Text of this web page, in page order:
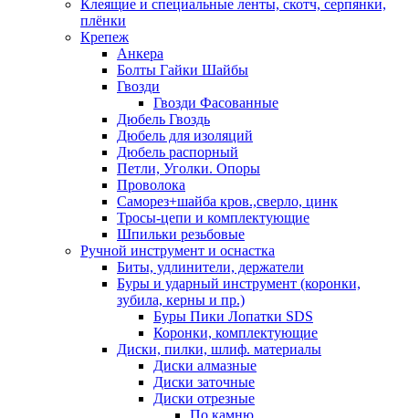
Клеящие и специальные ленты, скотч, серпянки,
плёнки
Крепеж
Анкера
Болты Гайки Шайбы
Гвозди
Гвозди Фасованные
Дюбель Гвоздь
Дюбель для изоляций
Дюбель распорный
Петли, Уголки. Опоры
Проволока
Саморез+шайба кров.,сверло, цинк
Тросы-цепи и комплектующие
Шпильки резьбовые
Ручной инструмент и оснастка
Биты, удлинители, держатели
Буры и ударный инструмент (коронки,
зубила, керны и пр.)
Буры Пики Лопатки SDS
Коронки, комплектующие
Диски, пилки, шлиф. материалы
Диски алмазные
Диски заточные
Диски отрезные